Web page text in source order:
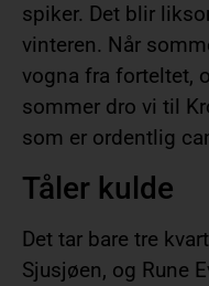
spiker. Det blir
vinteren. Når
vogna fra forteltet,
sommer dro vi til
som er ordentlig
Tåler kulde
Det tar bare tre
Sjusjøen, og Rune